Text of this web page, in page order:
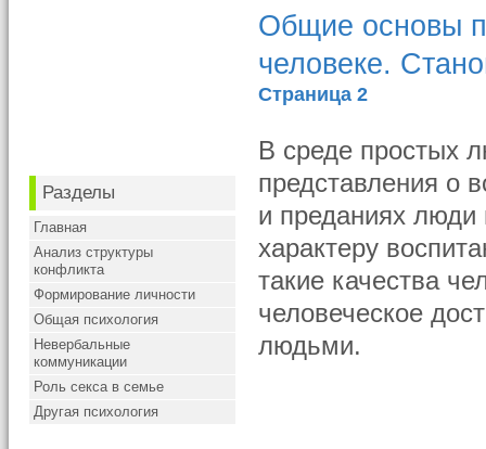
Разделы
Главная
Анализ структуры
конфликта
Формирование личности
Общая психология
Невербальные
коммуникации
Роль секса в семье
Другая психология
Общие основы
человеке.
Страница 2
В среде простых
представления о
и преданиях
характеру
такие качества
человеческое
людьми.